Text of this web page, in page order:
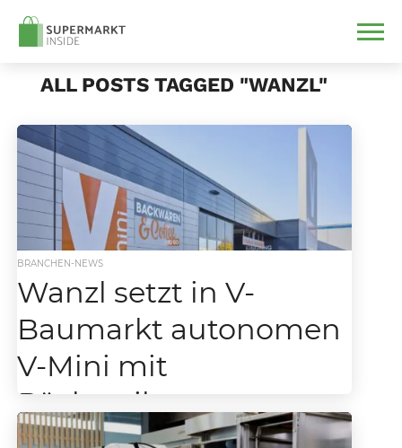
ALL POSTS TAGGED "WANZL"
BRANCHEN-NEWS
Wanzl setzt in V-
Baumarkt autonomen
V-Mini mit
Bäckereikonzept um
Innovativer Ansatz zur Belebung der Fläche